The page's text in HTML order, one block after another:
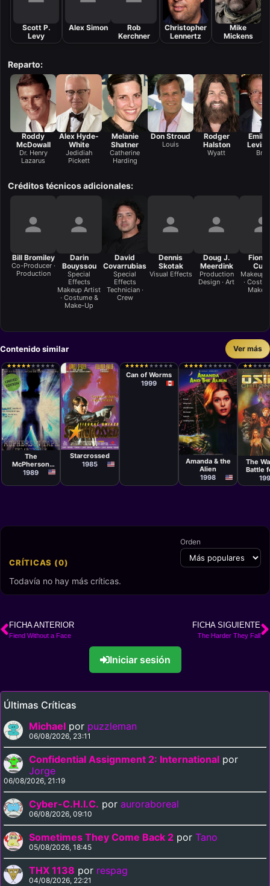
Scott P.
Levy
Alex Simon
Rob
Kerchner
Christopher
Lennertz
Mike
Mickens
Reparto:
Roddy
McDowall
Dr. Henry
Lazarus
Alex Hyde-
White
Jedidiah
Pickett
Melanie
Shatner
Catherine
Harding
Don Stroud
Louis
Rodger
Halston
Wyatt
Emile
Brill
Créditos técnicos adicionales:
Bill Bromiley
Co-Producer ·
Production
Darin
Bouyssou
Special
Effects
Makeup Artist
· Costume &
Make-Up
David
Covarrubias
Special
Effects
Technician ·
Crew
Dennis
Skotak
Visual Effects
Doug J.
Meerdink
Production
Design · Art
Makeup
·
Make-
Contenido similar Ver más
★
★★
★★
★★
★★
★★
★ ★
★ ★
★ ★
★ ★
★
Película
Dean Alioto
The
McPherson
Tape
1989
Película
Jeffrey Bloom
Starcrossed
1985
★
★★
★★
★★
★★
★ ★
★ ★
★ ★
★ ★
★ ★
★
Paul
Schneider
Can of Worms
1999
★
★★
★★
★★
★★
★ ★
★ ★
★ ★
★ ★
★ ★
★
Película
Jon Kroll
Amanda & the
Alien
1998
★
★★
★★
★ ★
★ ★
★
Joe
The
Battle
CRÍTICAS (0)
Orden
Todavía no hay más críticas.
FICHA ANTERIOR
Fiend Without a Face
FICHA SIGUIENTE
The Harder They Fall
Iniciar sesión
Últimas Críticas
Michael por puzzleman
06/08/2026, 23:11
Confidential Assignment 2: International por
Jorge
06/08/2026, 21:19
Cyber-C.H.I.C. por auroraboreal
06/08/2026, 09:10
Sometimes They Come Back 2 por Tano
05/08/2026, 18:45
THX 1138 por respag
04/08/2026, 22:21